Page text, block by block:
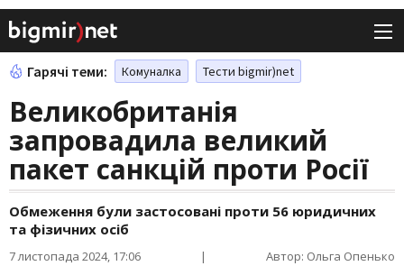
Гарячі теми: Комуналка Тести bigmir)net
Великобританія
запровадила великий
пакет санкцій проти Росії
Обмеження були застосовані проти 56 юридичних
та фізичних осіб
7 листопада 2024, 17:06 | Автор: Ольга Опенько